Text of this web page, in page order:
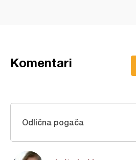
Komentari
Odlična pogača